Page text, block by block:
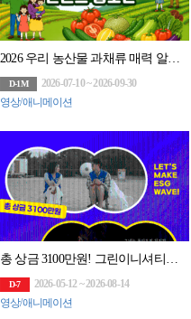
2026 우리 농산물 과채류 매력 알리기 콘텐츠 공모전
D-1M
2026-07-10 ~ 2026-09-30
영상/애니메이션
총 상금 3100만원! 그린이니셔티브 60초 영화제 공모전 (~8/14)
D-7
2026-05-12 ~ 2026-08-14
영상/애니메이션